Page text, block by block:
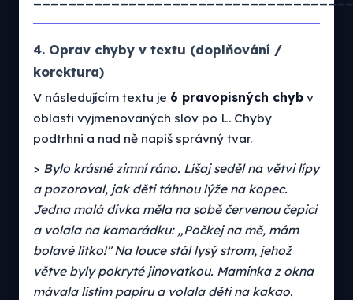
4. Oprav chyby v textu (doplňování /
korektura)
V následujícím textu je 6 pravopisných chyb v
oblasti vyjmenovaných slov po L. Chyby
podtrhni a nad ně napiš správný tvar.
> Bylo krásné zimní ráno. Líšaj seděl na větvi lípy
a pozoroval, jak děti táhnou lýže na kopec.
Jedna malá dívka měla na sobě červenou čepici
a volala na kamarádku: „Počkej na mě, mám
bolavé lítko!" Na louce stál lysý strom, jehož
větve byly pokryté jinovatkou. Maminka z okna
mávala listím papíru a volala děti na kakao.